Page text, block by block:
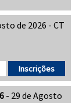
de 2026 - CT
Inscrições
- 29 de Agosto